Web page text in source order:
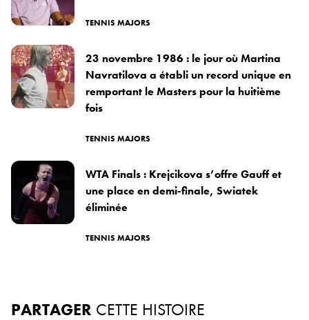
TENNIS MAJORS
23 novembre 1986 : le jour où Martina
Navratilova a établi un record unique en
remportant le Masters pour la huitième
fois
TENNIS MAJORS
WTA Finals : Krejcikova s’offre Gauff et
une place en demi-finale, Swiatek
éliminée
TENNIS MAJORS
PARTAGER CETTE HISTOIRE